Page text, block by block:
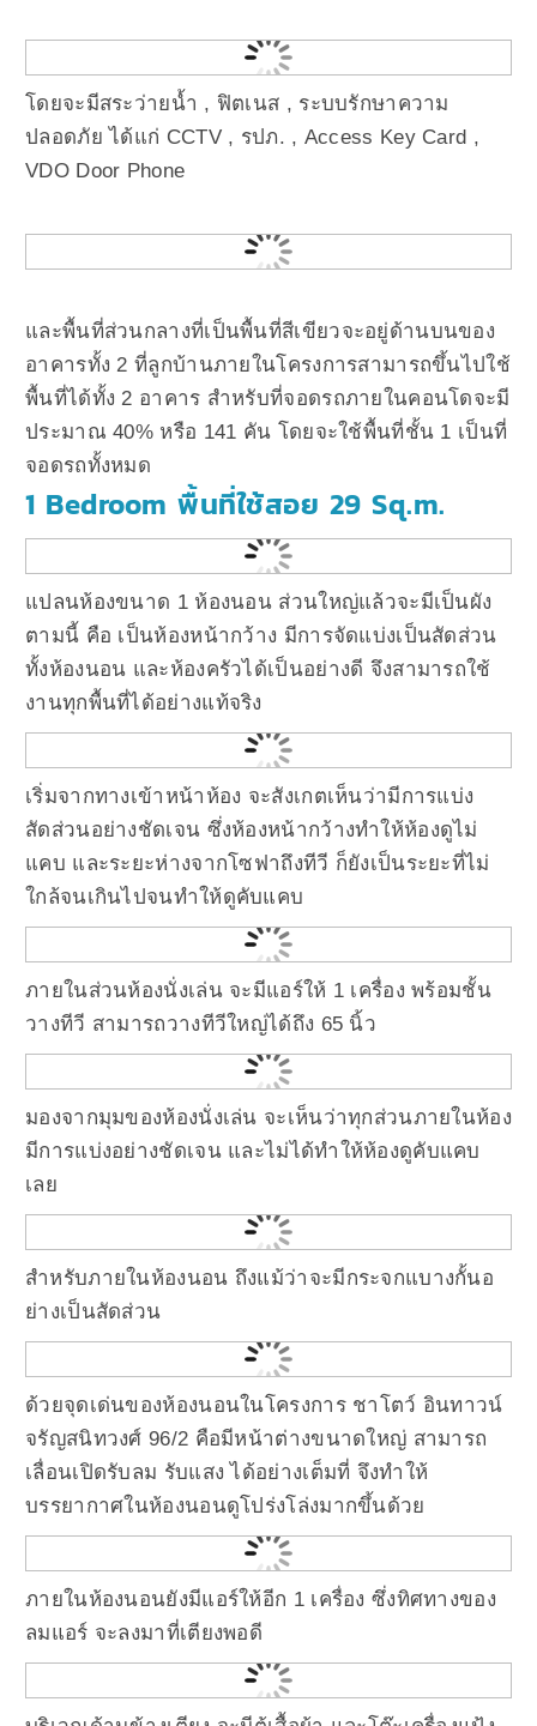
โดยจะมีสระว่ายน้ำ , ฟิตเนส , ระบบรักษาความ
ปลอดภัย ได้แก่ CCTV , รปภ. , Access Key Card ,
VDO Door Phone
และพื้นที่ส่วนกลางที่เป็นพื้นที่สีเขียวจะอยู่ด้านบนของ
อาคารทั้ง 2 ที่ลูกบ้านภายในโครงการสามารถขึ้นไปใช้
พื้นที่ได้ทั้ง 2 อาคาร สำหรับที่จอดรถภายในคอนโดจะมี
ประมาณ 40% หรือ 141 คัน โดยจะใช้พื้นที่ชั้น 1 เป็นที่
จอดรถทั้งหมด
1 Bedroom พื้นที่ใช้สอย 29 Sq.m.
แปลนห้องขนาด 1 ห้องนอน ส่วนใหญ่แล้วจะมีเป็นผัง
ตามนี้ คือ เป็นห้องหน้ากว้าง มีการจัดแบ่งเป็นสัดส่วน
ทั้งห้องนอน และห้องครัวได้เป็นอย่างดี จึงสามารถใช้
งานทุกพื้นที่ได้อย่างแท้จริง
เริ่มจากทางเข้าหน้าห้อง จะสังเกตเห็นว่ามีการแบ่ง
สัดส่วนอย่างชัดเจน ซึ่งห้องหน้ากว้างทำให้ห้องดูไม่
แคบ และระยะห่างจากโซฟาถึงทีวี ก็ยังเป็นระยะที่ไม่
ใกล้จนเกินไปจนทำให้ดูคับแคบ
ภายในส่วนห้องนั่งเล่น จะมีแอร์ให้ 1 เครื่อง พร้อมชั้น
วางทีวี สามารถวางทีวีใหญ่ได้ถึง 65 นิ้ว
มองจากมุมของห้องนั่งเล่น จะเห็นว่าทุกส่วนภายในห้อง
มีการแบ่งอย่างชัดเจน และไม่ได้ทำให้ห้องดูคับแคบ
เลย
สำหรับภายในห้องนอน ถึงแม้ว่าจะมีกระจกแบางกั้นอ
ย่างเป็นสัดส่วน
ด้วยจุดเด่นของห้องนอนในโครงการ ชาโตว์ อินทาวน์
จรัญสนิทวงศ์ 96/2 คือมีหน้าต่างขนาดใหญ่ สามารถ
เลื่อนเปิดรับลม รับแสง ได้อย่างเต็มที่ จึงทำให้
บรรยากาศในห้องนอนดูโปร่งโล่งมากขึ้นด้วย
ภายในห้องนอนยังมีแอร์ให้อีก 1 เครื่อง ซึ่งทิศทางของ
ลมแอร์ จะลงมาที่เตียงพอดี